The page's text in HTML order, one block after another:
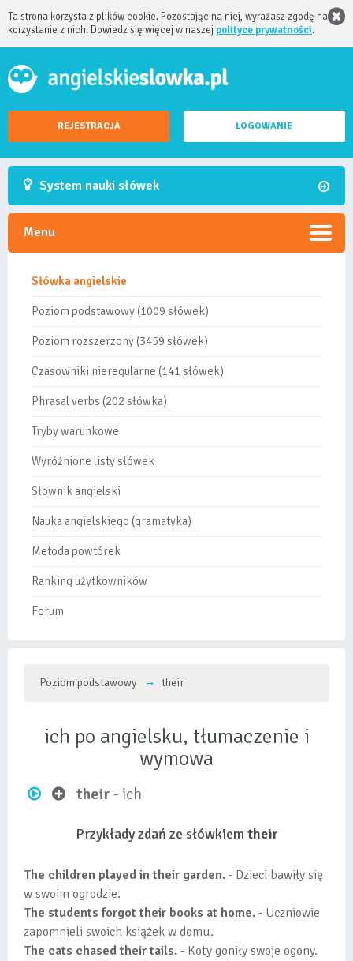
Ta strona korzysta z plików cookie. Pozostając na niej, wyrażasz zgodę na
korzystanie z nich. Dowiedz się więcej w naszej polityce prywatności.
REJESTRACJA LOGOWANIE
System nauki słówek
Menu
Słówka angielskie
Poziom podstawowy (1009 słówek)
Poziom rozszerzony (3459 słówek)
Czasowniki nieregularne (141 słówek)
Phrasal verbs (202 słówka)
Tryby warunkowe
Wyróżnione listy słówek
Słownik angielski
Nauka angielskiego (gramatyka)
Metoda powtórek
Ranking użytkowników
Forum
Poziom podstawowy their
ich po angielsku, tłumaczenie i
wymowa
their - ich
Przykłady zdań ze słówkiem their
The children played in their garden. - Dzieci bawiły się
w swoim ogrodzie.
The students forgot their books at home. - Uczniowie
zapomnieli swoich książek w domu.
The cats chased their tails. - Koty goniły swoje ogony.